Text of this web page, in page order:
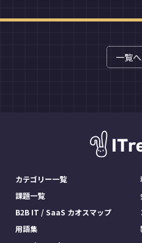
一覧
カテゴリー一覧
課題一覧
B2B IT / SaaS カオスマップ
用語集